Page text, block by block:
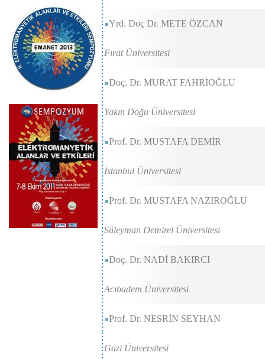
Yrd. Doç Dr. METE ÖZCAN
Fırat Üniversitesi
Doç. Dr. MURAT FAHRİOĞLU
Yakın Doğu Üniversitesi
Prof. Dr. MUSTAFA DEMİR
İstanbul Üniversitesi
Prof. Dr. MUSTAFA NAZIROĞLU
Süleyman Demirel Üniversitesi
Doç. Dr. NADİ BAKIRCI
Acıbadem Üniversitesi
Prof. Dr. NESRİN SEYHAN
Gazi Üniversitesi